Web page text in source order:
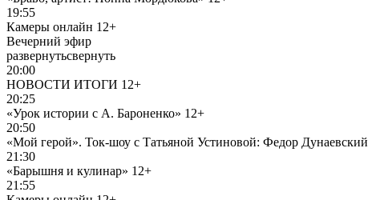
19:55
Камеры онлайн 12+
Вечерний эфир
развернутьсвернуть
20:00
НОВОСТИ ИТОГИ 12+
20:25
«Урок истории с А. Бароненко» 12+
20:50
«Мой герой». Ток-шоу с Татьяной Устиновой: Федор Дунаевский
21:30
«Барышня и кулинар» 12+
21:55